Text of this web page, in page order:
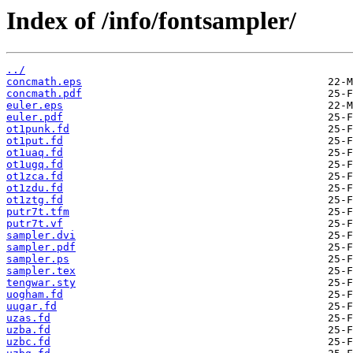
Index of /info/fontsampler/
../
concmath.eps
concmath.pdf
euler.eps
euler.pdf
ot1punk.fd
ot1put.fd
ot1uaq.fd
ot1ugq.fd
ot1zca.fd
ot1zdu.fd
ot1ztg.fd
putr7t.tfm
putr7t.vf
sampler.dvi
sampler.pdf
sampler.ps
sampler.tex
tengwar.sty
uogham.fd
uugar.fd
uzas.fd
uzba.fd
uzbc.fd